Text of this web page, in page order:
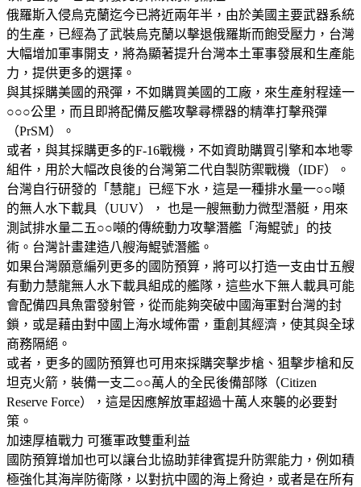
俄羅斯入侵烏克蘭迄今已將近兩年半，由於美國主要武器系統
的生產，已經為了武裝烏克蘭以擊退俄羅斯而飽受壓力，台灣
大幅增加軍事開支，將為顯著提升台灣本土軍事發展和生產能
力，提供更多的選擇。
與其採購美國的飛彈，不如購買美國的工廠，來生產射程達一
○○○公里，而且即將配備反艦攻擊尋標器的精準打擊飛彈
（PrSM）。
或者，與其採購更多的F-16戰機，不如資助購買引擎和本地零
組件，用於大幅改良後的台灣第二代自製防禦戰機（IDF）。
台灣自行研發的「慧龍」已經下水，這是一種排水量一○○噸
的無人水下載具（UUV）， 也是一艘無動力微型潛艇，用來
測試排水量二五○○噸的傳統動力攻擊潛艦「海鯤號」的技
術。台灣計畫建造八艘海鯤號潛艦。
如果台灣願意編列更多的國防預算，將可以打造一支由廿五艘
有動力慧龍無人水下載具組成的艦隊，這些水下無人載具可能
會配備四具魚雷發射管，從而能夠突破中國海軍對台灣的封
鎖，或是藉由對中國上海水域佈雷，重創其經濟，使其與全球
商務隔絕。
或者，更多的國防預算也可用來採購突擊步槍、狙擊步槍和反
坦克火箭，裝備一支二○○萬人的全民後備部隊（Citizen
Reserve Force），這是因應解放軍超過十萬人來襲的必要對
策。
加速厚植戰力 可獲軍政雙重利益
國防預算增加也可以讓台北協助菲律賓提升防禦能力，例如積
極強化其海岸防衛隊，以對抗中國的海上脅迫，或者是在所有